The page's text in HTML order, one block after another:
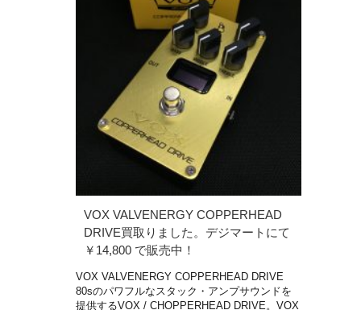
VOX VALVENERGY COPPERHEAD
DRIVE買取りました。デジマートにて
￥14,800 で販売中！
VOX VALVENERGY COPPERHEAD DRIVE
80sのパワフルなスタック・アンプサウンドを
提供するVOX / CHOPPERHEAD DRIVE。VOX